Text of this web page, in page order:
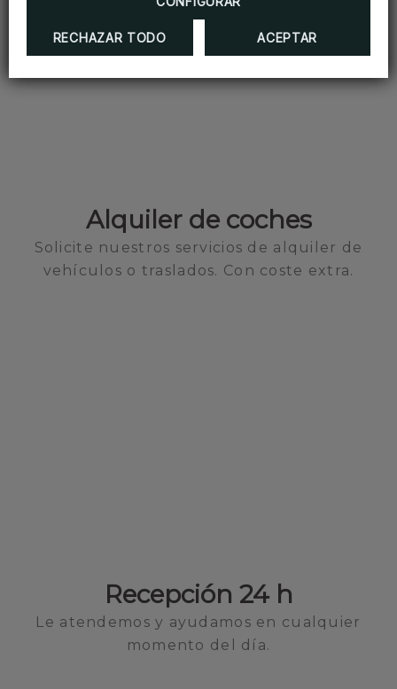
RECHAZAR TODO ACEPTAR
Alquiler de coches
Solicite nuestros servicios de alquiler de
vehículos o traslados. Con coste extra.
Recepción 24 h
Le atendemos y ayudamos en cualquier
momento del día.